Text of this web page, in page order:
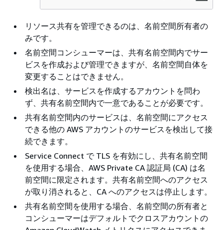
リソース共有を管理できるのは、名前空間所有者の
みです。
名前空間コンシューマーは、共有名前空間内でサー
ビスを作成および管理できますが、名前空間自体を
変更することはできません。
検出名は、サービスを作成するアカウントを問わ
ず、共有名前空間内で一意であることが必要です。
共有名前空間内のサービスは、名前空間にアクセス
できる他の AWS アカウントのサービスを検出して接
続できます。
Service Connect で TLS を有効にし、共有名前空間
を使用する場合、AWS Private CA 認証局 (CA) は名
前空間に限定されます。共有名前空間へのアクセス
が取り消されると、CA へのアクセスは停止します。
共有名前空間を使用する場合、名前空間の所有者と
コンシューマーはデフォルトでクロスアカウントの